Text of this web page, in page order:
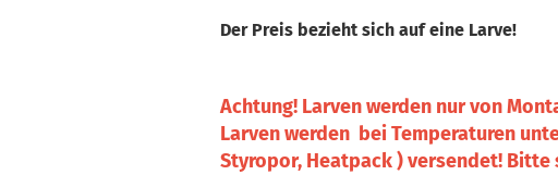
Der Preis bezieht sich auf eine Larve!
Achtung! Larven werden nur von
Larven werden bei Temperaturen
Styropor, Heatpack ) versendet!